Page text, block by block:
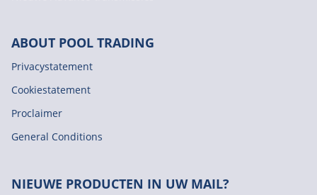
ABOUT POOL TRADING
Privacystatement
Cookiestatement
Proclaimer
General Conditions
NIEUWE PRODUCTEN IN UW MAIL?